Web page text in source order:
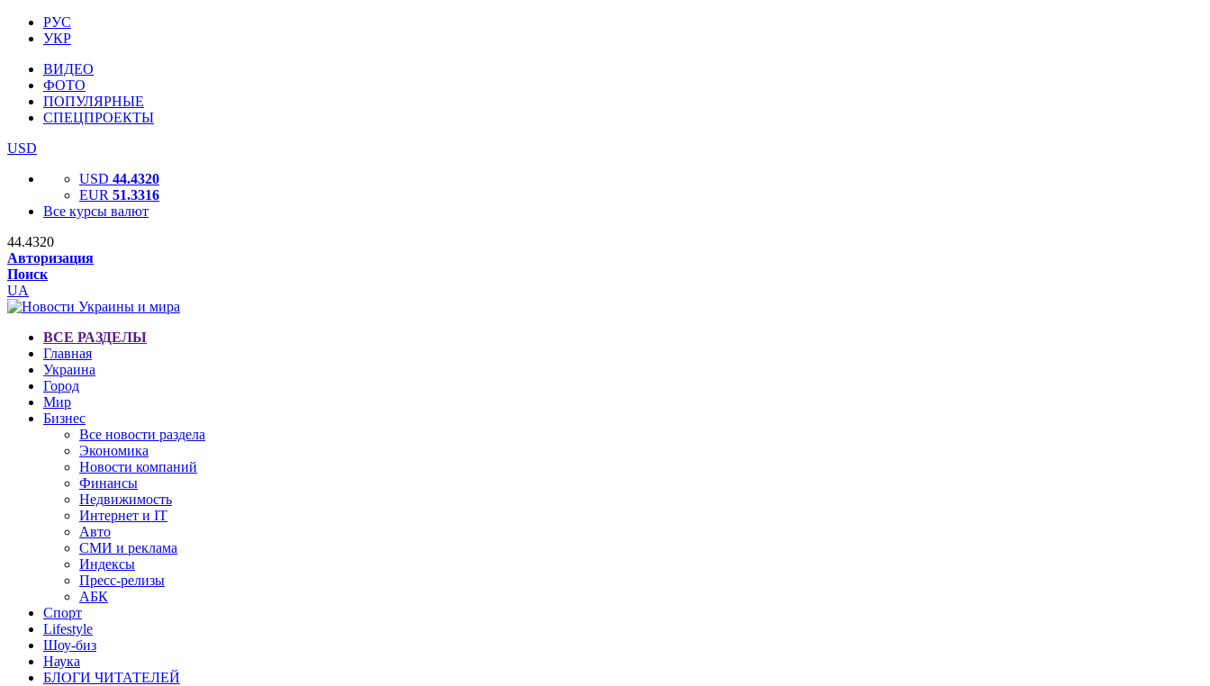
РУС
УКР
ВИДЕО
ФОТО
ПОПУЛЯРНЫЕ
СПЕЦПРОЕКТЫ
USD
USD 44.4320
EUR 51.3316
Все курсы валют
44.4320
Авторизация
Поиск
UA
ВСЕ РАЗДЕЛЫ
Главная
Украина
Город
Мир
Бизнес
Все новости раздела
Экономика
Новости компаний
Финансы
Недвижимость
Интернет и IT
Авто
СМИ и реклама
Индексы
Пресс-релизы
АБК
Спорт
Lifestyle
Шоу-биз
Наука
БЛОГИ ЧИТАТЕЛЕЙ